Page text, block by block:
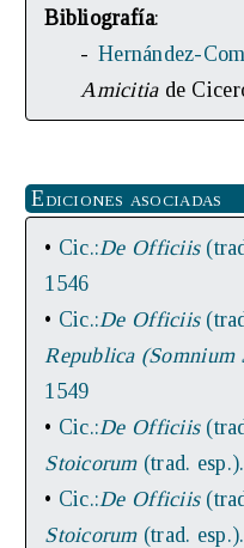
Bibliografía:
-Hernández-
Amicitiade
Ediciones asociadas
• Cic.:De Officiis
1546
• Cic.:De Officiis
Republica (Somnium
1549
• Cic.:De Officiis
Stoicorum(trad.
• Cic.:De Officiis
Stoicorum(trad.